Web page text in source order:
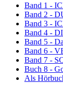
Band 1 -
Band 2 -
Band 3 -
Band 4 -
Band 5 -
Band 6 -
Band 7 -
Buch 8 -
Als